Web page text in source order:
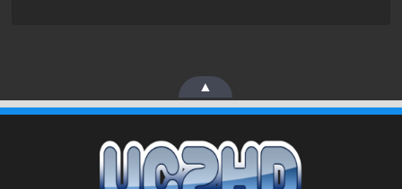
▲